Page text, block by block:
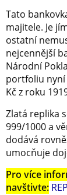
Tato
majitele. Je
ostatní
nejcennější
Národní
portfoliu nyní
Kč z roku
Zlatá replika
999/1000 a
dodává
umocňuje
Pro více
navštivte: